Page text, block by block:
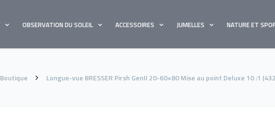
OBSERVATION DU SOLEIL ACCESSOIRES JUMELLES NATURE ET
Boutique Longue-vue BRESSER Pirsh GenII 20-60×80 Mise au point Deluxe 10 :1